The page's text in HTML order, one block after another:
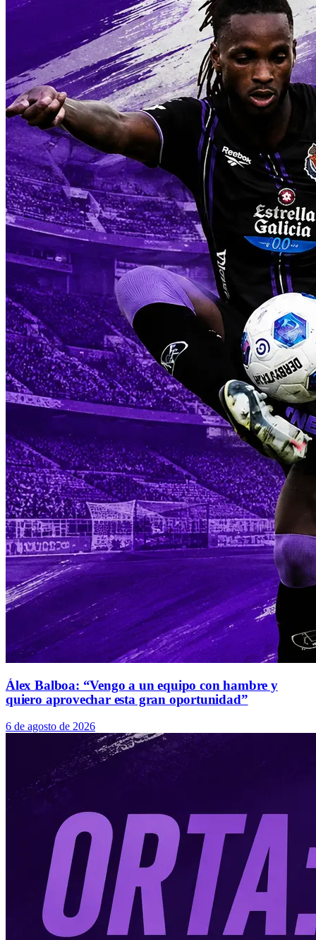
Álex Balboa: “Vengo a un equipo con hambre y
quiero aprovechar esta gran oportunidad”
6 de agosto de 2026